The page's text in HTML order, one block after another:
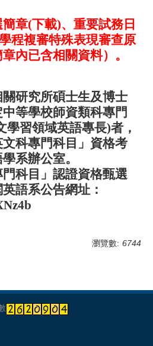
章(下載)、 重要試務日
程複審特殊表現審查原
內已含相關資料）。
研究所碩士生及博士
等學校師資類科專門
學習領域英語專長)者，
科專門科目」資格考
系辦公室。
科目」認證資格甄選
語系公告網址：
瀏覽數: 6744